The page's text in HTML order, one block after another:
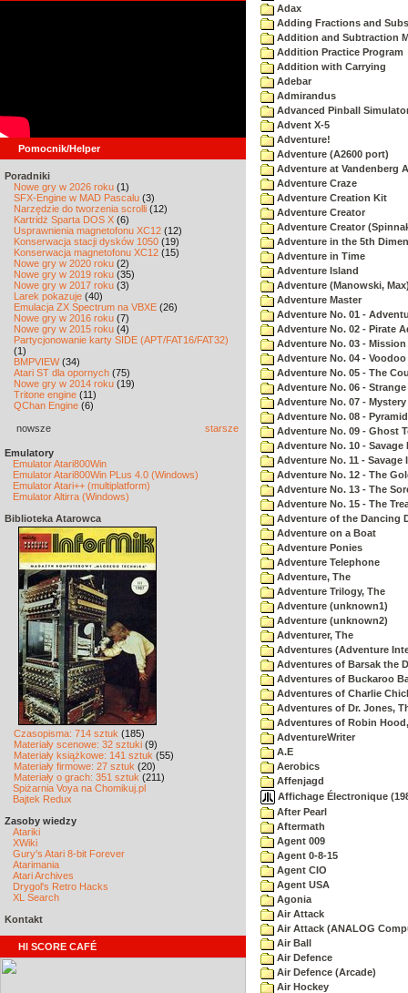
Pomocnik/Helper
Poradniki
Nowe gry w 2026 roku (1)
SFX-Engine w MAD Pascalu (3)
Narzędzie do tworzenia scrolli (12)
Kartridż Sparta DOS X (6)
Usprawnienia magnetofonu XC12 (12)
Konserwacja stacji dysków 1050 (19)
Konserwacja magnetofonu XC12 (15)
Nowe gry w 2020 roku (2)
Nowe gry w 2019 roku (35)
Nowe gry w 2017 roku (3)
Larek pokazuje (40)
Emulacja ZX Spectrum na VBXE (26)
Nowe gry w 2016 roku (7)
Nowe gry w 2015 roku (4)
Partycjonowanie karty SIDE (APT/FAT16/FAT32)
(1)
BMPVIEW(34)
Atari ST dla opornych (75)
Nowe gry w 2014 roku (19)
Tritone engine (11)
QChan Engine (6)
nowsze starsze
Emulatory
Emulator Atari800Win
Emulator Atari800Win PLus 4.0 (Windows)
Emulator Atari++ (multiplatform)
Emulator Altirra (Windows)
Biblioteka Atarowca
Czasopisma: 714 sztuk (185)
Materiały scenowe: 32 sztuki (9)
Materiały książkowe: 141 sztuk (55)
Materiały firmowe: 27 sztuk (20)
Materiały o grach: 351 sztuk (211)
Spiżarnia Voya na Chomikuj.pl
Bajtek Redux
Zasoby wiedzy
Atariki
XWiki
Gury's Atari 8-bit Forever
Atarimania
Atari Archives
Drygol's Retro Hacks
XL Search
Kontakt
HI SCORE CAFÉ
Adax
Adding Fractions and
Addition and Subtraction
Addition Practice Program
Addition with Carrying
Adebar
Admirandus
Advanced Pinball
Advent X-5
Adventure!
Adventure (A2600 port)
Adventure at Vandenberg
Adventure Craze
Adventure Creation Kit
Adventure Creator
Adventure Creator
Adventure in the 5th
Adventure in Time
Adventure Island
Adventure (Manowski,
Adventure Master
Adventure No. 01 -
Adventure No. 02 - Pirate
Adventure No. 03 -
Adventure No. 04 - Voodoo
Adventure No. 05 - The
Adventure No. 06 -
Adventure No. 07 -
Adventure No. 08 -
Adventure No. 09 - Ghost
Adventure No. 10 - Savage
Adventure No. 11 - Savage
Adventure No. 12 - The
Adventure No. 13 - The
Adventure No. 15 - The
Adventure of the Dancing
Adventure on a Boat
Adventure Ponies
Adventure Telephone
Adventure, The
Adventure Trilogy, The
Adventure (unknown1)
Adventure (unknown2)
Adventurer, The
Adventures (Adventure
Adventures of Barsak the
Adventures of Buckaroo
Adventures of Charlie
Adventures of Dr. Jones,
Adventures of Robin
AdventureWriter
A.E
Aerobics
Affenjagd
Affichage Électronique
After Pearl
Aftermath
Agent 009
Agent 0-8-15
Agent CIO
Agent USA
Agonia
Air Attack
Air Attack (ANALOG
Air Ball
Air Defence
Air Defence (Arcade)
Air Hockey